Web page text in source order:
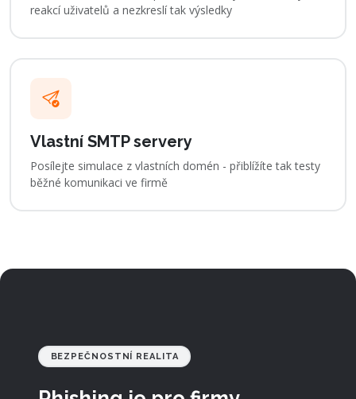
reakcí uživatelů a nezkreslí tak výsledky
Vlastní SMTP servery
Posílejte simulace z vlastních domén - přiblížíte tak testy
běžné komunikaci ve firmě
BEZPEČNOSTNÍ REALITA